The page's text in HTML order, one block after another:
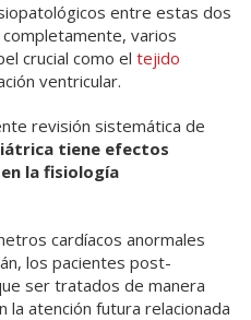
entre estas dos
varios
crucial como el tejido
ventricular.
revisión sistemática de
tiene efectos
la fisiología
cardíacos anormales
los pacientes post-
ser tratados de manera
atención futura relacionada